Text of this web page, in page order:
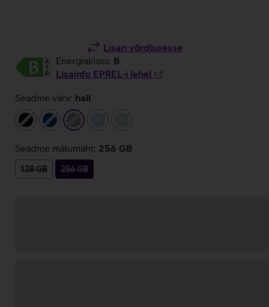
Lisan võrdlusesse
Energiaklass: B
Lisainfo EPREL-i lehel
Seadme värv: hall
musttumesinine
hall helesinineheleroheline
Seadme mälumaht: 256 GB
128 GB 256 GB